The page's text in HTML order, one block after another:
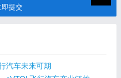
即提交
汽车未来可期